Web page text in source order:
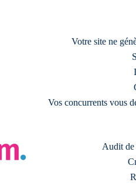
Votre site ne
Vos concurrents vous
Audit de